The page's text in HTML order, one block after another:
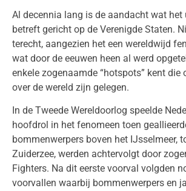
Al decennia lang is de aandacht wat het
betreft gericht op de Verenigde Staten.
terecht, aangezien het een wereldwijd
wat door de eeuwen heen al werd
enkele zogenaamde “hotspots” kent die
over de wereld zijn gelegen.
In de Tweede Wereldoorlog speelde
hoofdrol in het fenomeen toen
bommenwerpers boven het IJsselmeer,
Zuiderzee, werden achtervolgt door
Fighters. Na dit eerste voorval volgden
voorvallen waarbij bommenwerpers en